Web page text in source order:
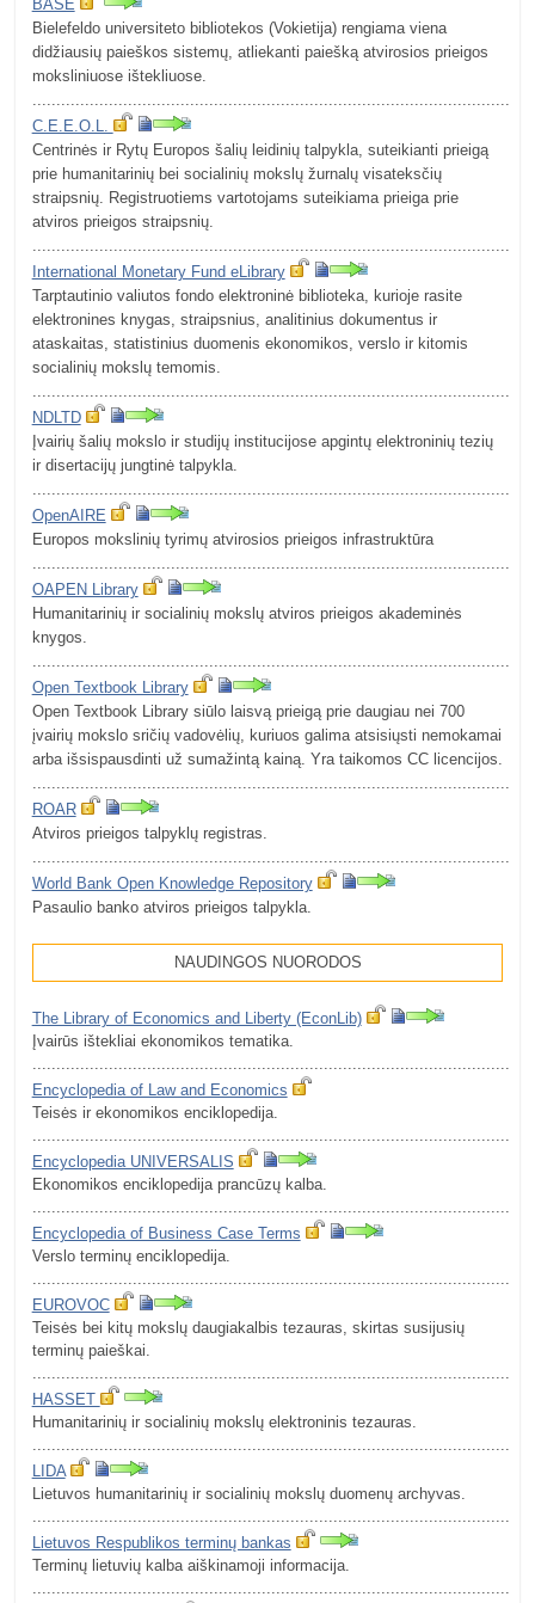
BASE
Bielefeldo universiteto bibliotekos (Vokietija) rengiama viena
didžiausių paieškos sistemų, atliekanti paiešką atvirosios prieigos
moksliniuose ištekliuose.
C.E.E.O.L.
Centrinės ir Rytų Europos šalių leidinių talpykla, suteikianti prieigą
prie humanitarinių bei socialinių mokslų žurnalų visateksčių
straipsnių. Registruotiems vartotojams suteikiama prieiga prie
atviros prieigos straipsnių.
International Monetary Fund eLibrary
Tarptautinio valiutos fondo elektroninė biblioteka, kurioje rasite
elektronines knygas, straipsnius, analitinius dokumentus ir
ataskaitas, statistinius duomenis ekonomikos, verslo ir kitomis
socialinių mokslų temomis.
NDLTD
Įvairių šalių mokslo ir studijų institucijose apgintų elektroninių tezių
ir disertacijų jungtinė talpykla.
OpenAIRE
Europos mokslinių tyrimų atvirosios prieigos infrastruktūra
OAPEN Library
Humanitarinių ir socialinių mokslų atviros prieigos akademinės
knygos.
Open Textbook Library
Open Textbook Library siūlo laisvą prieigą prie daugiau nei 700
įvairių mokslo sričių vadovėlių, kuriuos galima atsisiųsti nemokamai
arba išsispausdinti už sumažintą kainą. Yra taikomos CC licencijos.
ROAR
Atviros prieigos talpyklų registras.
World Bank Open Knowledge Repository
Pasaulio banko atviros prieigos talpykla.
NAUDINGOS NUORODOS
The Library of Economics and Liberty (EconLib)
Įvairūs ištekliai ekonomikos tematika.
Encyclopedia of Law and Economics
Teisės ir ekonomikos enciklopedija.
Encyclopedia UNIVERSALIS
Ekonomikos enciklopedija prancūzų kalba.
Encyclopedia of Business Case Terms
Verslo terminų enciklopedija.
EUROVOC
Teisės bei kitų mokslų daugiakalbis tezauras, skirtas susijusių
terminų paieškai.
HASSET
Humanitarinių ir socialinių mokslų elektroninis tezauras.
LIDA
Lietuvos humanitarinių ir socialinių mokslų duomenų archyvas.
Lietuvos Respublikos terminų bankas
Terminų lietuvių kalba aiškinamoji informacija.